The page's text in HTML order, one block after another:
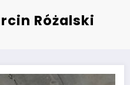
Różalski
zawodnik pokazuje swoje ciało,